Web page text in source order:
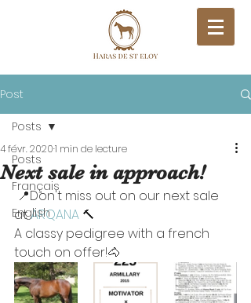
Post
Posts
Français
English
Posts
Next sale in approach!
4 févr. 20201 min de lecture
at ARQANA 🔨
A classy pedigree with a french
touch on offer!🐴